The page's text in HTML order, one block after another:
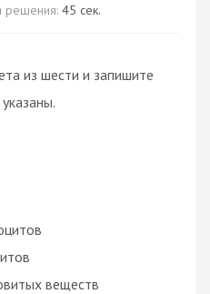
решения: 45 сек.
из шести и запишите
веществ